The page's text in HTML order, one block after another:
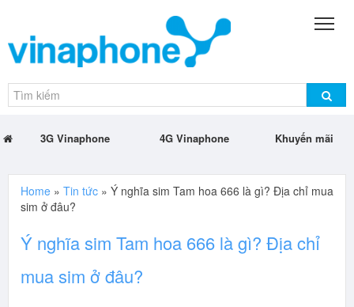
3G Vinaphone 4G Vinaphone Khuyến mãi
Home » Tin tức » Ý nghĩa sim Tam hoa 666 là gì? Địa chỉ mua
sim ở đâu?
Ý nghĩa sim Tam hoa 666 là gì? Địa chỉ
mua sim ở đâu?